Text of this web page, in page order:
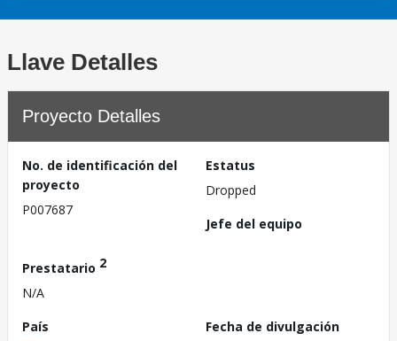
Llave Detalles
Proyecto Detalles
No. de identificación del
proyecto
P007687
Estatus
Dropped
Jefe del equipo
Prestatario 2
N/A
País
Fecha de divulgación